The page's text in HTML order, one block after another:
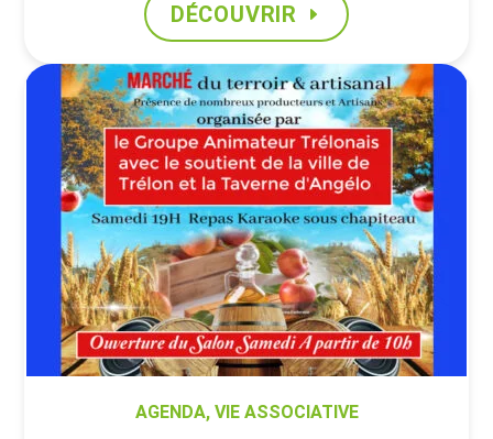
DÉCOUVRIR
AGENDA, VIE ASSOCIATIVE